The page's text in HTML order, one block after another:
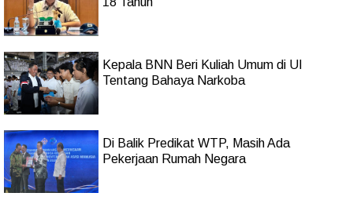
Kepala BNN Beri Kuliah Umum di UI
Tentang Bahaya Narkoba
Di Balik Predikat WTP, Masih Ada
Pekerjaan Rumah Negara